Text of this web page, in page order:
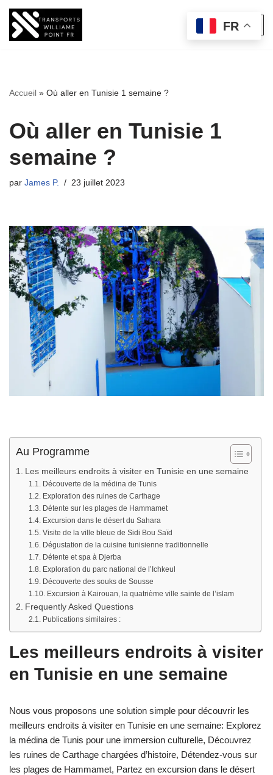
Aller
Accueil » Où aller en Tunisie 1 semaine ?
Où aller en Tunisie 1
semaine ?
par James P. 23 juillet 2023
Au Programme
Les meilleurs endroits à visiter en Tunisie en une semaine
Découverte de la médina de Tunis
Exploration des ruines de Carthage
Détente sur les plages de Hammamet
Excursion dans le désert du Sahara
Visite de la ville bleue de Sidi Bou Saïd
Dégustation de la cuisine tunisienne traditionnelle
Détente et spa à Djerba
Exploration du parc national de l’Ichkeul
Découverte des souks de Sousse
Excursion à Kairouan, la quatrième ville sainte de l’islam
Frequently Asked Questions
Publications similaires :
Les meilleurs endroits à visiter
en Tunisie en une semaine
Nous vous proposons une solution simple pour découvrir les
meilleurs endroits à visiter en Tunisie en une semaine: Explorez
la médina de Tunis pour une immersion culturelle, Découvrez
les ruines de Carthage chargées d’histoire, Détendez-vous sur
les plages de Hammamet, Partez en excursion dans le désert
FR